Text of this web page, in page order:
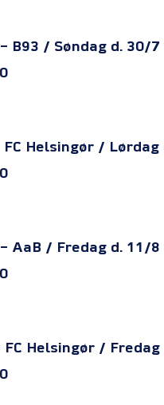
B93 / Søndag d. 30/7
FC Helsingør / Lørdag
AaB / Fredag d. 11/8
FC Helsingør /